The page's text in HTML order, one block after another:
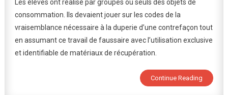
Plastiques
:
Fake
!
Les élèves ont réalisé par groupes ou seuls des objets de
consommation. Ils devaient jouer sur les codes de la
vraisemblance nécessaire à la duperie d’une contrefaçon tout
en assumant ce travail de faussaire avec l’utilisation exclusive
et identifiable de matériaux de récupération.
Continue Reading